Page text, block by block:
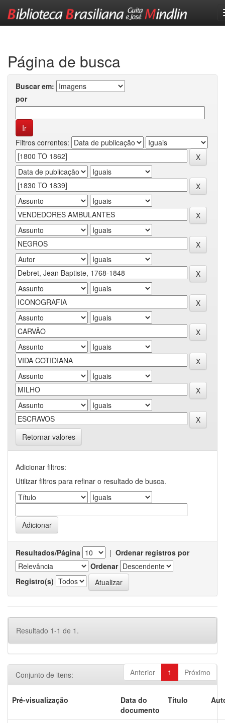
Página de busca
Buscar em:
por
Filtros correntes:
Retornar valores
Adicionar filtros:
Utilizar filtros para refinar o resultado de busca.
Resultados/Página | Ordenar registros por
Ordenar
Registro(s)
Resultado 1-1 de 1.
Anterior 1 Próximo
Conjunto de itens:
Pré-visualização
Data do
documento
Título